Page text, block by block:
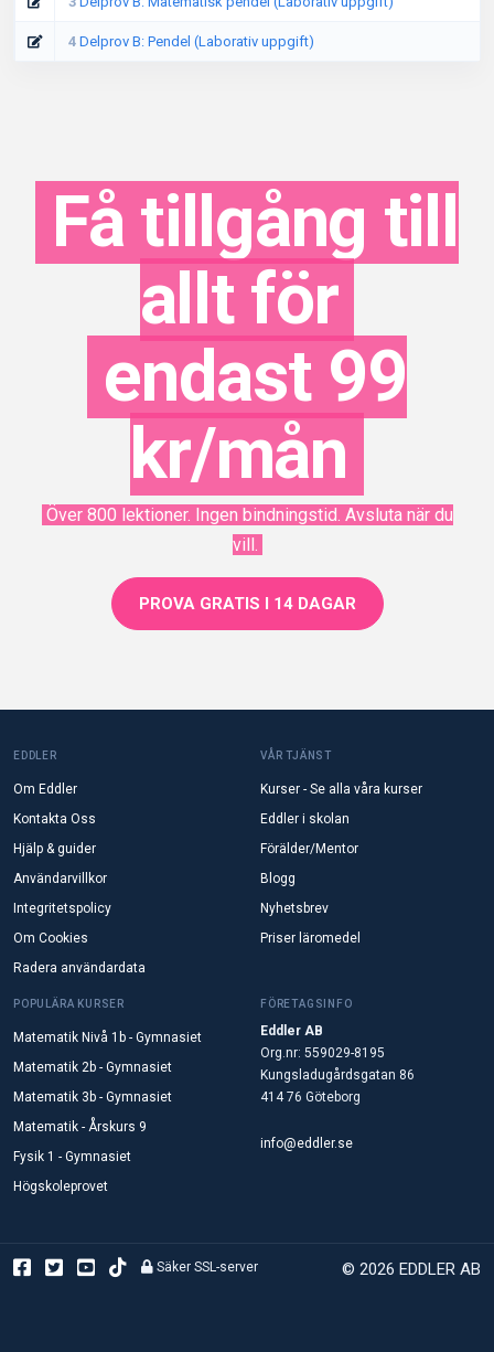
4 Delprov B: Pendel (Laborativ uppgift)
Få tillgång till
allt för
endast 99
kr/mån
Över 800 lektioner. Ingen bindningstid. Avsluta när du
vill.
PROVA GRATIS I 14 DAGAR
EDDLER
Om Eddler
Kontakta Oss
Hjälp & guider
Användarvillkor
Integritetspolicy
Om Cookies
Radera användardata
VÅR TJÄNST
Kurser - Se alla våra kurser
Eddler i skolan
Förälder/Mentor
Blogg
Nyhetsbrev
Priser läromedel
POPULÄRA KURSER
Matematik Nivå 1b - Gymnasiet
Matematik 2b - Gymnasiet
Matematik 3b - Gymnasiet
Matematik - Årskurs 9
Fysik 1 - Gymnasiet
Högskoleprovet
FÖRETAGSINFO
Eddler AB
Org.nr: 559029-8195
Kungsladugårdsgatan 86
414 76 Göteborg
info@eddler.se
© 2026 EDDLER AB
Säker SSL-server